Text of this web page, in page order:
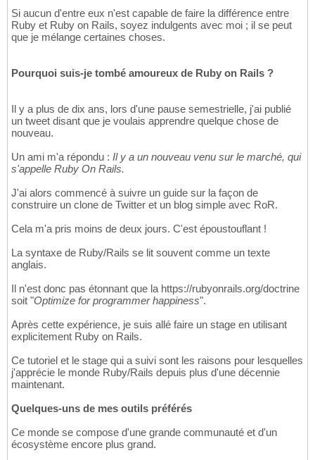
Si aucun d'entre eux n'est capable de faire la différence entre
Ruby et Ruby on Rails, soyez indulgents avec moi ; il se peut
que je mélange certaines choses.
Pourquoi suis-je tombé amoureux de Ruby on Rails ?
Il y a plus de dix ans, lors d'une pause semestrielle, j'ai publié
un tweet disant que je voulais apprendre quelque chose de
nouveau.
Un ami m'a répondu : Il y a un nouveau venu sur le marché, qui
s'appelle Ruby On Rails.
J'ai alors commencé à suivre un guide sur la façon de
construire un clone de Twitter et un blog simple avec RoR.
Cela m'a pris moins de deux jours. C'est époustouflant !
La syntaxe de Ruby/Rails se lit souvent comme un texte
anglais.
Il n'est donc pas étonnant que la https://rubyonrails.org/doctrine
soit "Optimize for programmer happiness".
Après cette expérience, je suis allé faire un stage en utilisant
explicitement Ruby on Rails.
Ce tutoriel et le stage qui a suivi sont les raisons pour lesquelles
j'apprécie le monde Ruby/Rails depuis plus d'une décennie
maintenant.
Quelques-uns de mes outils préférés
Ce monde se compose d'une grande communauté et d'un
écosystème encore plus grand.